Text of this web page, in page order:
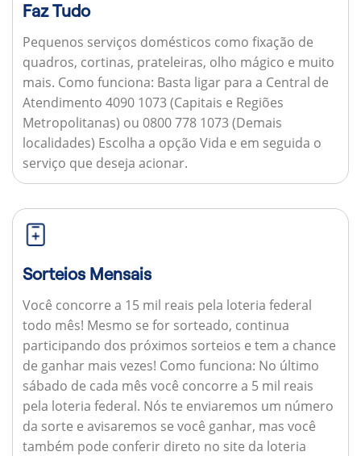
Faz Tudo
Pequenos serviços domésticos como fixação de
quadros, cortinas, prateleiras, olho mágico e muito
mais. Como funciona: Basta ligar para a Central de
Atendimento 4090 1073 (Capitais e Regiões
Metropolitanas) ou 0800 778 1073 (Demais
localidades) Escolha a opção Vida e em seguida o
serviço que deseja acionar.
Sorteios Mensais
Você concorre a 15 mil reais pela loteria federal
todo mês! Mesmo se for sorteado, continua
participando dos próximos sorteios e tem a chance
de ganhar mais vezes! Como funciona: No último
sábado de cada mês você concorre a 5 mil reais
pela loteria federal. Nós te enviaremos um número
da sorte e avisaremos se você ganhar, mas você
também pode conferir direto no site da loteria